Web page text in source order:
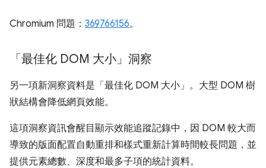
Chromium 問題： 369766156。
「最佳化 DOM 大小」洞察
另一項新洞察資料是「最佳化 DOM 大小」 。大型 DOM 樹
狀結構會降低網頁效能。
這項洞察資訊會醒目顯示效能追蹤記錄中，因 DOM 較大而
導致的版面配置自動重排和樣式重新計算時間較長問題，並
提供元素總數、深度和最多子項的統計資料。